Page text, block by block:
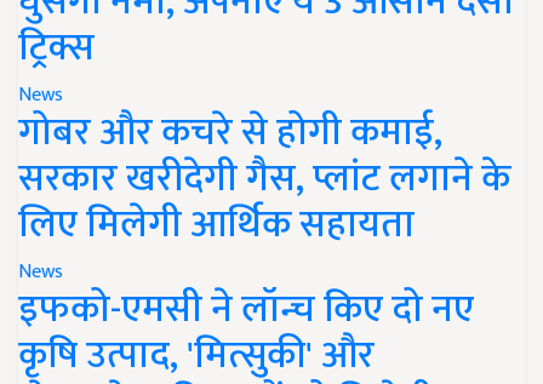
ट्रिक्स
News
गोबर और कचरे से होगी कमाई,
सरकार खरीदेगी गैस, प्लांट लगाने के
लिए मिलेगी आर्थिक सहायता
News
इफको-एमसी ने लॉन्च किए दो नए
कृषि उत्पाद, 'मित्सुकी' और